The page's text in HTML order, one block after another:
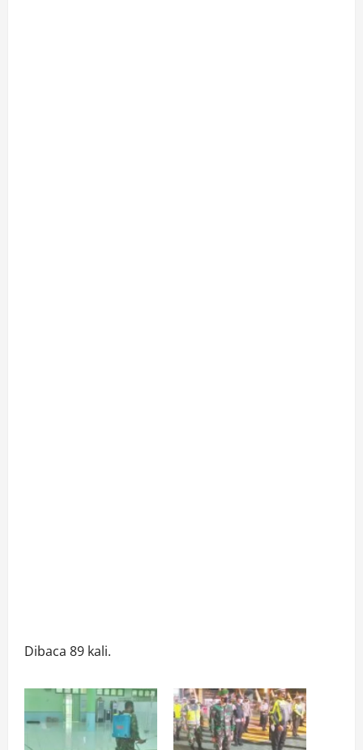
Dibaca 89 kali.